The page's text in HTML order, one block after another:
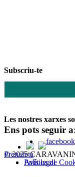
Subscriu-te
Les nostres xarxes
Ens pots seguir
© 2025
Romeu Prenafeta
Política de
Avís legal